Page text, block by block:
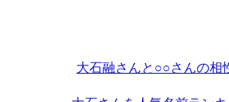
大石融さんと○○さんの相